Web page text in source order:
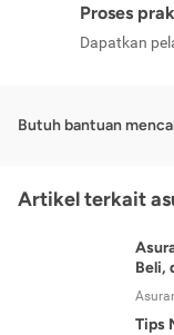
Proses
Dapatkan
Butuh bantuan
Artikel terkait
Beli,
Tips